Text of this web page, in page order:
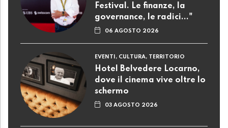
Festival. Le finanze, la
governance, le radici..."
06 AGOSTO 2026
EVENTI, CULTURA, TERRITORIO
Hotel Belvedere Locarno,
dove il cinema vive oltre lo
schermo
03 AGOSTO 2026